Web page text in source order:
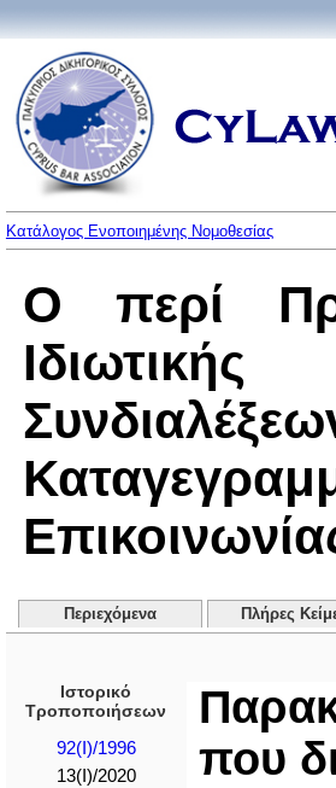
Κατάλογος Ενοποιημένης Νομοθεσίας
Ο περί
Ιδιωτικής
Περιεχόμενα Πλήρες
Ιστορικό
Τροποποιήσεων
92(I)/1996
13(I)/2020
που